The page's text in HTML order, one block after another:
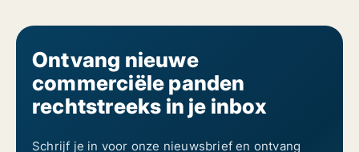
Horeca panden te huur in Aldrans
Horeca panden te huur in Alpbach
Horeca panden te huur in Amlach
Horeca panden te huur in Ampass
Horeca panden te huur in Angath
Horeca panden te huur in Angerberg
Ontvang nieuwe
commerciële panden
rechtstreeks in je inbox
Schrijf je in voor onze nieuwsbrief en ontvang